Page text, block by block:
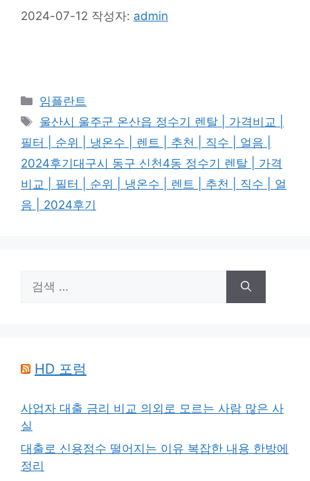
2024-07-12 작성자: admin
카
테
고
리
임플란트
태
그
울산시 울주군 온산읍 정수기 렌탈 | 가격비교 |
필터 | 순위 | 냉온수 | 렌트 | 추천 | 직수 | 얼음 |
2024후기대구시 동구 신천4동 정수기 렌탈 | 가격
비교 | 필터 | 순위 | 냉온수 | 렌트 | 추천 | 직수 | 얼
음 | 2024후기
색:
HD 포럼
사업자 대출 금리 비교 의외로 모르는 사람 많은 사
실
대출로 신용점수 떨어지는 이유 복잡한 내용 한방에
정리